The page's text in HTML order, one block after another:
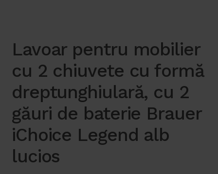
Lavoar pentru mobilier
cu 2 chiuvete cu formă
dreptunghiulară, cu 2
găuri de baterie Brauer
iChoice Legend alb
lucios